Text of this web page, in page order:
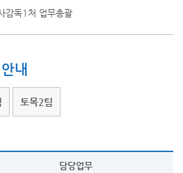
감독1처 업무총괄
내
토목2팀
담당업무